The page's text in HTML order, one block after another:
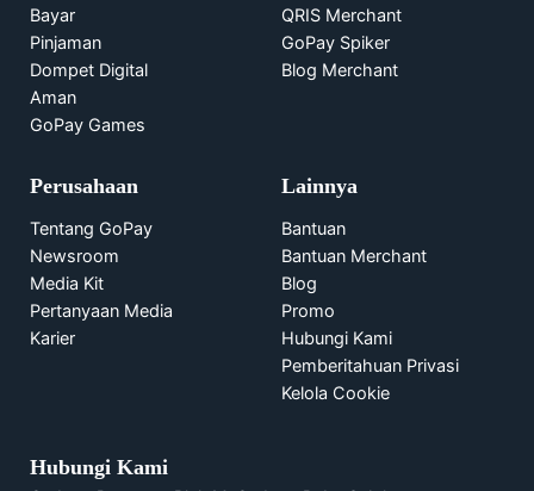
Bayar
Pinjaman
Dompet Digital
Aman
GoPay Games
QRIS Merchant
GoPay Spiker
Blog Merchant
Perusahaan
Tentang GoPay
Newsroom
Media Kit
Pertanyaan Media
Karier
Lainnya
Bantuan
Bantuan Merchant
Blog
Promo
Hubungi Kami
Pemberitahuan Privasi
Kelola Cookie
Hubungi Kami